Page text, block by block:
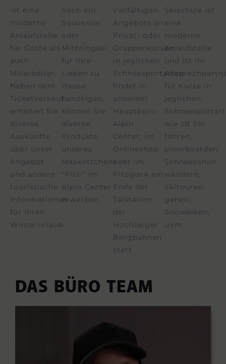
ist eine
moderne
Anlaufstelle
für Gäste als
auch
Mitarbeiter.
Neben dem
Ticketverkauf
erhalten Sie
diverse
Auskünfte
über unser
Angebot
und andere
touristische
Informationen
für Ihren
Winterurlaub.
noch ein
Souvenier
oder
Mitbringsel
für Ihre
Lieben zu
Hause
benötigen,
können Sie
diverse
Produkte
unseres
Maskottchens
"Pitzi" im
Alpin Center
erwerben.
vielfältigen
Angebots an
Privat- oder
Gruppenkursen
in jeglichen
Schneesportarten
findet in
unserem
Hauptbüro
Alpin
Center, im
Onlineshop
oder im
Pitzipark am
Ende der
Talstation
der
Hochzeiger
Bergbahnen
statt.
Skischule ist
eine
moderne
Anlaufstelle
und ist Ihr
für Kurse in
jeglichen
wie zB Ski
fahren,
snowboarden,
Schneeschuh
wandern,
Skitouren
gehen,
Snowbiken,
uvm.
DAS BÜRO TEAM